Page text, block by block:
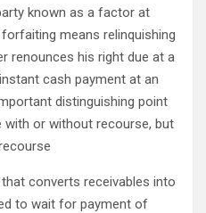
known as a factor at
means relinquishing
renounces his right due at a
cash payment at an
distinguishing point
or without recourse, but
converts receivables into
to wait for payment of